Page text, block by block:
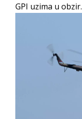
GPI uzima u obzir.